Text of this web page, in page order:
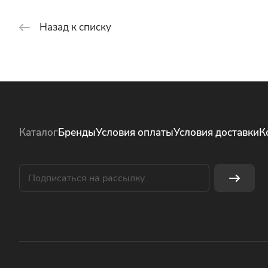
Назад к списку
КаталогБрендыУсловия оплатыУсловия доставки